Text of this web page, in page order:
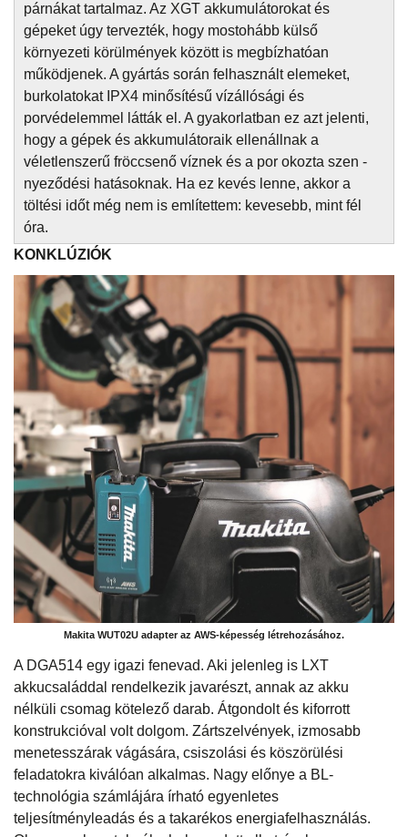
párnákat tartalmaz. Az XGT akkumulátorokat és
gépeket úgy tervezték, hogy mostohább külső
környezeti körülmények között is megbízhatóan
működjenek. A gyártás során felhasznált elemeket,
burkolatokat IPX4 minősítésű vízállósági és
porvédelemmel látták el. A gyakorlatban ez azt jelenti,
hogy a gépek és akkumulátoraik ellenállnak a
véletlenszerű fröccsenő víznek és a por okozta szen -
nyeződési hatásoknak. Ha ez kevés lenne, akkor a
töltési időt még nem is említettem: kevesebb, mint fél
óra.
KONKLÚZIÓK
Makita WUT02U adapter az AWS-képesség létrehozásához.
A DGA514 egy igazi fenevad. Aki jelenleg is LXT
akkucsaláddal rendelkezik javarészt, annak az akku
nélküli csomag kötelező darab. Átgondolt és kiforrott
konstrukcióval volt dolgom. Zártszelvények, izmosabb
menetesszárak vágására, csiszolási és köszörülési
feladatokra kiválóan alkalmas. Nagy előnye a BL-
technológia számlájára írható egyenletes
teljesítményleadás és a takarékos energiafelhasználás.